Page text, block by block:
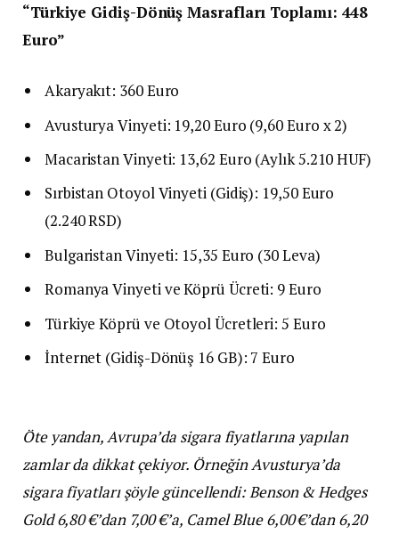
“Türkiye Gidiş-Dönüş Masrafları Toplamı: 448
Euro”
Akaryakıt: 360 Euro
Avusturya Vinyeti: 19,20 Euro (9,60 Euro x 2)
Macaristan Vinyeti: 13,62 Euro (Aylık 5.210 HUF)
Sırbistan Otoyol Vinyeti (Gidiş): 19,50 Euro
(2.240 RSD)
Bulgaristan Vinyeti: 15,35 Euro (30 Leva)
Romanya Vinyeti ve Köprü Ücreti: 9 Euro
Türkiye Köprü ve Otoyol Ücretleri: 5 Euro
İnternet (Gidiş-Dönüş 16 GB): 7 Euro
Öte yandan, Avrupa’da sigara fiyatlarına yapılan
zamlar da dikkat çekiyor. Örneğin Avusturya’da
sigara fiyatları şöyle güncellendi: Benson & Hedges
Gold 6,80 €’dan 7,00 €’a, Camel Blue 6,00 €’dan 6,20